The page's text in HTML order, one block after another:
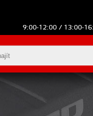
9:00-12:00 / 13:00-